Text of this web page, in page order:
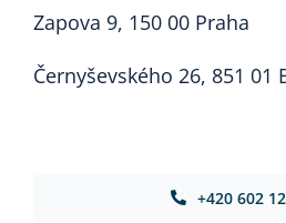
Zapova 9, 150 00 Praha
Černyševského 26, 851 01
+420 602